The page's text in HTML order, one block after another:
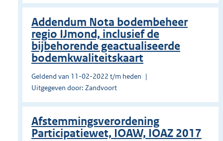
Addendum Nota bodembeheer
regio IJmond, inclusief de
bijbehorende geactualiseerde
bodemkwaliteitskaart
Geldend van 11-02-2022 t/m heden
Uitgegeven door: Zandvoort
Afstemmingsverordening
Participatiewet, IOAW, IOAZ 2017